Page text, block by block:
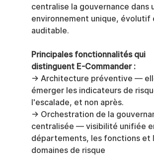
centralise la gouvernance dans
environnement unique, évolutif
auditable.
Principales fonctionnalités qui
distinguent E-Commander :
→ Architecture préventive —
émerger les indicateurs de
l'escalade, et non après.
→ Orchestration de la
centralisée — visibilité unifiée
départements, les fonctions et
domaines de risque